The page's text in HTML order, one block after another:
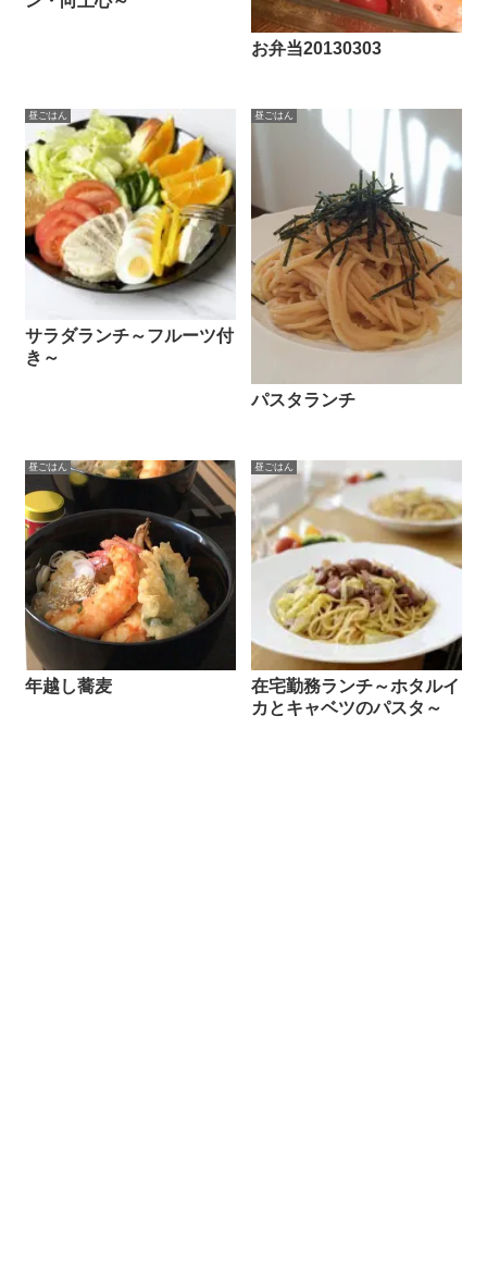
お弁当20130303
昼ごはん
サラダランチ～フルーツ付
き～
昼ごはん
パスタランチ
昼ごはん
年越し蕎麦
昼ごはん
在宅勤務ランチ～ホタルイ
カとキャベツのパスタ～